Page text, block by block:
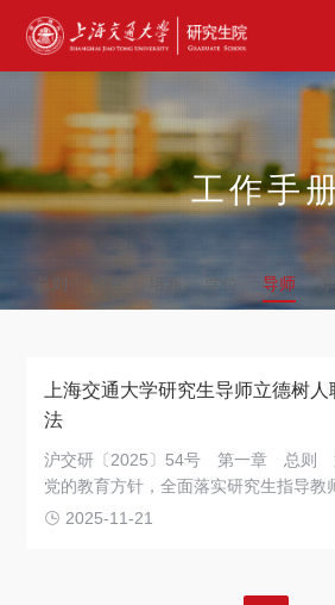
首页
招生工作
培养服务
学位学科
专项工作
信息公开
工作手
总则 学位 导师
上海交通大学研究生导师立德树
法
沪交研〔2025〕54号 第一章 总则
党的教育方针，全面落实研究生指导教
立德树人职责，进一步加强导师队伍建
2025-11-21